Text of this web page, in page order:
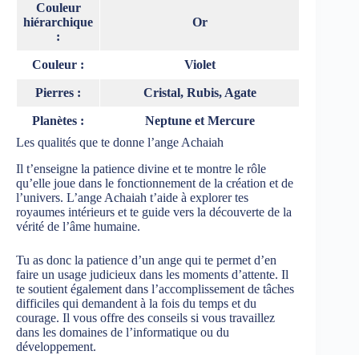
Couleur
hiérarchique
:
Or
Couleur : Violet
Pierres : Cristal, Rubis, Agate
Planètes :
Neptune et Mercure
Les qualités que te donne l’ange Achaiah
Il t’enseigne la patience divine et te montre le rôle
qu’elle joue dans le fonctionnement de la création et de
l’univers. L’ange Achaiah t’aide à explorer tes
royaumes intérieurs et te guide vers la découverte de la
vérité de l’âme humaine.
Tu as donc la patience d’un ange qui te permet d’en
faire un usage judicieux dans les moments d’attente. Il
te soutient également dans l’accomplissement de tâches
difficiles qui demandent à la fois du temps et du
courage. Il vous offre des conseils si vous travaillez
dans les domaines de l’informatique ou du
développement.